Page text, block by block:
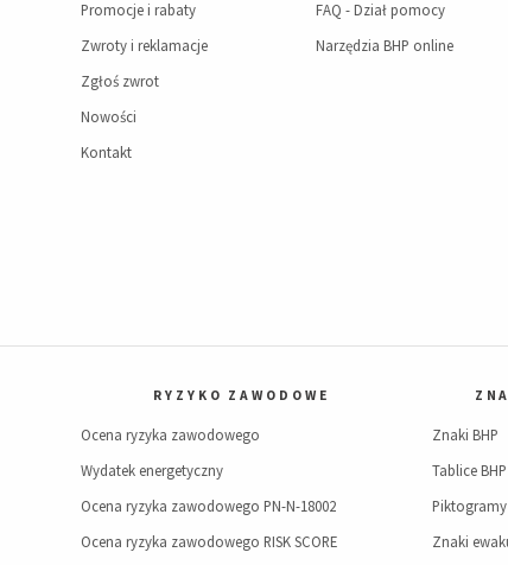
Promocje i rabaty
Zwroty i reklamacje
Zgłoś zwrot
Nowości
Kontakt
FAQ - Dział pomocy
Narzędzia BHP online
RYZYKO ZAWODOWE
Ocena ryzyka zawodowego
Wydatek energetyczny
Ocena ryzyka zawodowego PN-N-18002
Ocena ryzyka zawodowego RISK SCORE
Znaki BHP
Tablice BHP
Piktogramy
Znaki